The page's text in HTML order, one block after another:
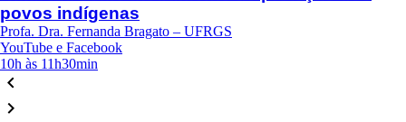
povos indígenas
Profa. Dra. Fernanda Bragato – UFRGS
YouTube e Facebook
10h às 11h30min
keyboard_arrow_left
keyboard_arrow_right